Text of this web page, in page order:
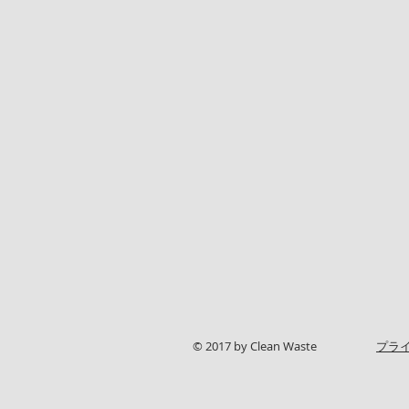
© 2017 by Clean Waste プラ